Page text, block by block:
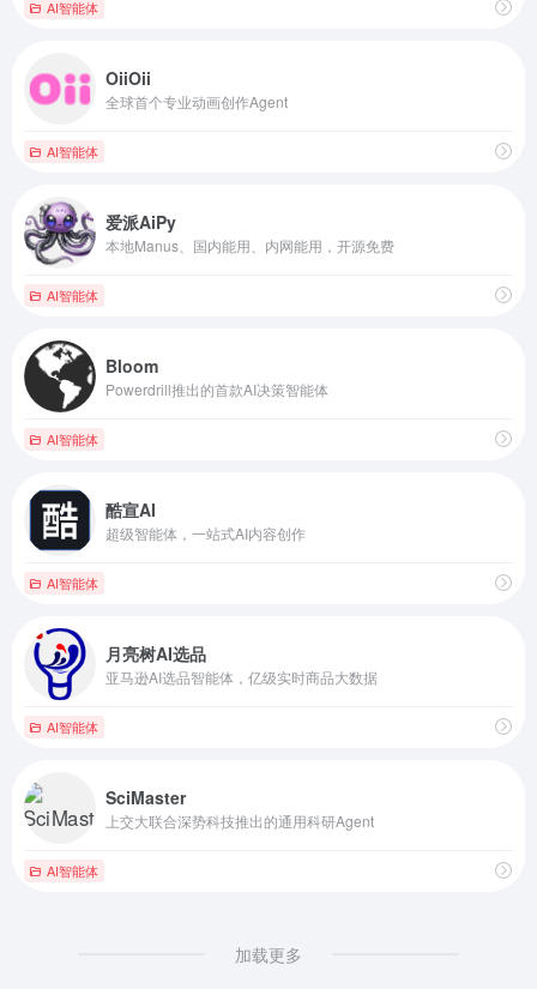
AI智能体
OiiOii
全球首个专业动画创作Agent
AI智能体
爱派AiPy
本地Manus、国内能用、内网能用，开源免费
AI智能体
Bloom
Powerdrill推出的首款AI决策智能体
AI智能体
酷宣AI
超级智能体，一站式AI内容创作
AI智能体
月亮树AI选品
亚马逊AI选品智能体，亿级实时商品大数据
AI智能体
SciMaster
上交大联合深势科技推出的通用科研Agent
AI智能体
加载更多